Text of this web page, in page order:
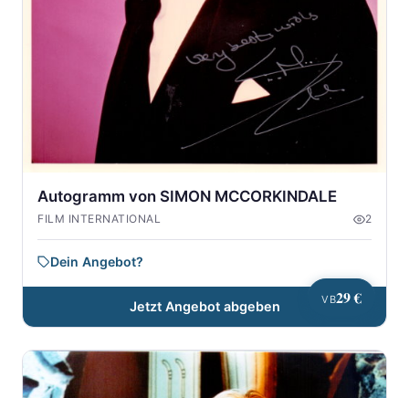
VB29 €
Autogramm von SIMON MCCORKINDALE
FILM INTERNATIONAL 2
Dein Angebot?
Jetzt Angebot abgeben